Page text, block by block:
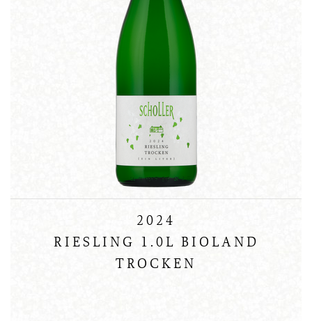
2024
RIESLING 1.0L BIOLAND
TROCKEN